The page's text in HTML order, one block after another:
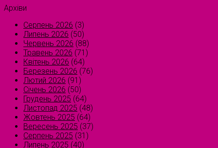
Архіви
Серпень 2026 (3)
Липень 2026 (50)
Червень 2026 (88)
Травень 2026 (71)
Квітень 2026 (64)
Березень 2026 (76)
Лютий 2026 (91)
Січень 2026 (50)
Грудень 2025 (64)
Листопад 2025 (48)
Жовтень 2025 (64)
Вересень 2025 (37)
Серпень 2025 (31)
Липень 2025 (40)